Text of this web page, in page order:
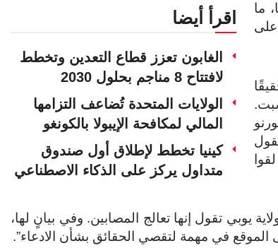
اقرأ أيضا
الغابون تعزز قطاع التعدين وتخطط
لافتتاح 8 مناجم بحلول 2030
الولايات المتحدة تُضاعف التزامها
المالي لمكافحة الإيبولا بالكونغو
كينيا تخطط لإطلاق أول صندوق
متداول يركز على الذكاء الاصطناعي
يشنون تمردًا منذ 17 عامًا، ما
من ١٠٠ شخص لقوا
تقول إنها تعالج المصابين. وفي بيانٍ لها،
الموقع في مهمة لتقصي الحقائق بشأن الادعاء”.